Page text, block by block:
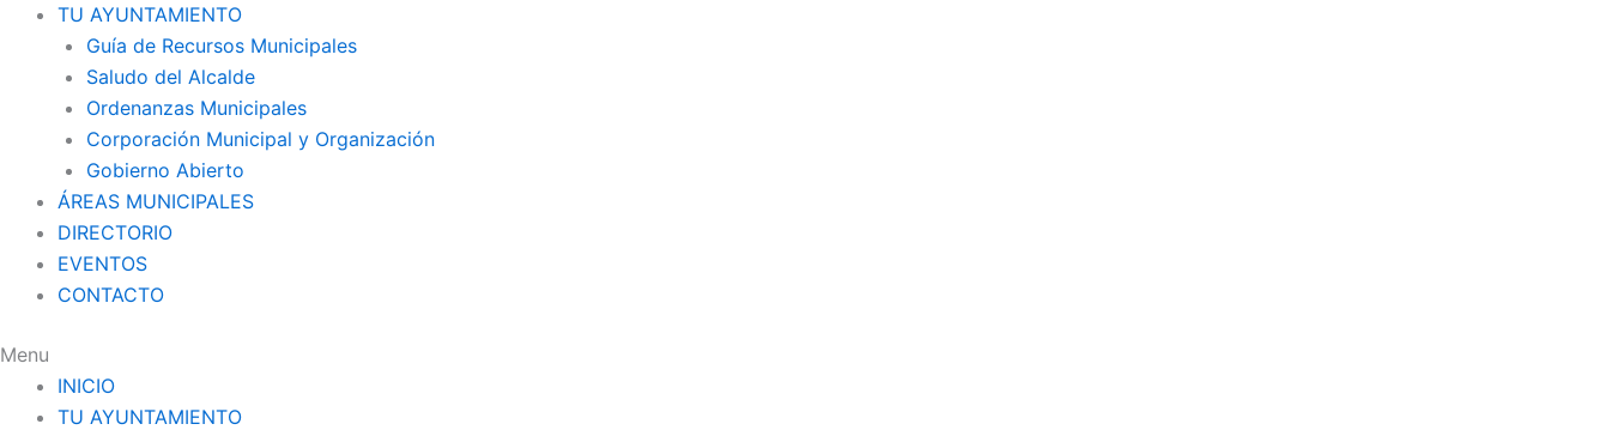
TU AYUNTAMIENTO
Guía de Recursos Municipales
Saludo del Alcalde
Ordenanzas Municipales
Corporación Municipal y Organización
Gobierno Abierto
ÁREAS MUNICIPALES
DIRECTORIO
EVENTOS
CONTACTO
Menu
INICIO
TU AYUNTAMIENTO